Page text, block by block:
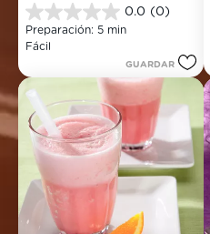
0.0 (0)
0.0
de
5
Preparación: 5 min
Fácil
GUARDAR